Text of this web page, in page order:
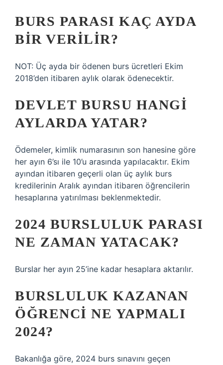
BURS PARASI KAÇ AYDA
BIR VERILIR?
NOT: Üç ayda bir ödenen burs ücretleri Ekim
2018’den itibaren aylık olarak ödenecektir.
DEVLET BURSU HANGI
AYLARDA YATAR?
Ödemeler, kimlik numarasının son hanesine göre
her ayın 6’sı ile 10’u arasında yapılacaktır. Ekim
ayından itibaren geçerli olan üç aylık burs
kredilerinin Aralık ayından itibaren öğrencilerin
hesaplarına yatırılması beklenmektedir.
2024 BURSLULUK PARASI
NE ZAMAN YATACAK?
Burslar her ayın 25’ine kadar hesaplara aktarılır.
BURSLULUK KAZANAN
ÖĞRENCI NE YAPMALI
2024?
Bakanlığa göre, 2024 burs sınavını geçen